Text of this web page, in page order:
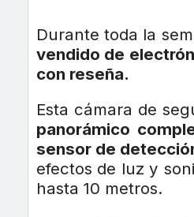
Durante toda la
vendido de
con reseña.
Esta cámara de
panorámico
sensor de
efectos de luz y
hasta 10 metros.